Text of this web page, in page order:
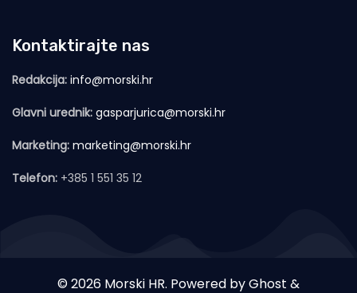
Kontaktirajte nas
Redakcija: info@morski.hr
Glavni urednik: gasparjurica@morski.hr
Marketing: marketing@morski.hr
Telefon: +385 1 551 35 12
© 2026 Morski HR. Powered byGhost &